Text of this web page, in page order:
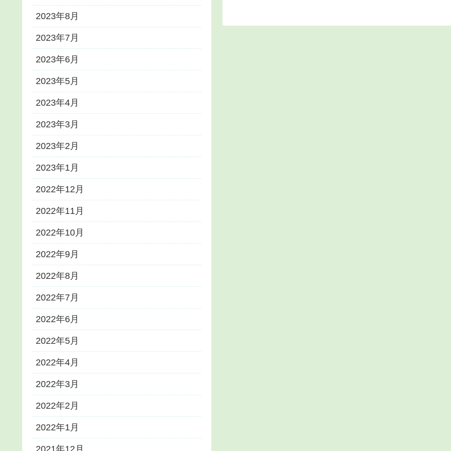
2023年8月
2023年7月
2023年6月
2023年5月
2023年4月
2023年3月
2023年2月
2023年1月
2022年12月
2022年11月
2022年10月
2022年9月
2022年8月
2022年7月
2022年6月
2022年5月
2022年4月
2022年3月
2022年2月
2022年1月